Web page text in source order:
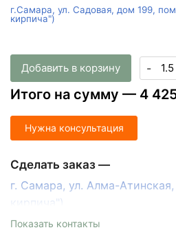
г.Самара, ул. Садовая, дом 199,
кирпича")
Добавить в корзину -
Итого на сумму — 4
Нужна консультация
Сделать заказ —
г. Самара, ул. Алма-
кирпича")
пн-пт с 9:00 до 18:00, сб с 10:00
Показать контакты